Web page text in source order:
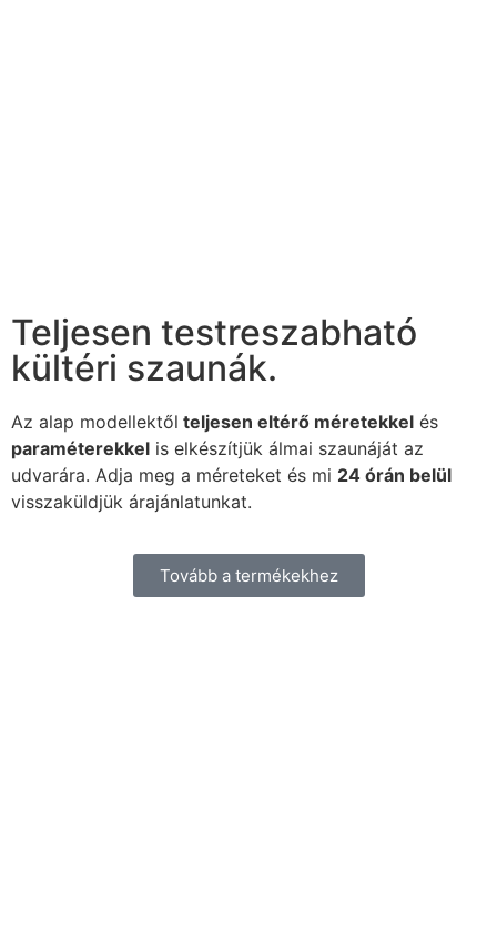
Teljesen testreszabható
kültéri szaunák.
Az alap modellektől teljesen eltérő méretekkel és
paraméterekkel is elkészítjük álmai szaunáját az
udvarára. Adja meg a méreteket és mi 24 órán belül
visszaküldjük árajánlatunkat.
Tovább a termékekhez